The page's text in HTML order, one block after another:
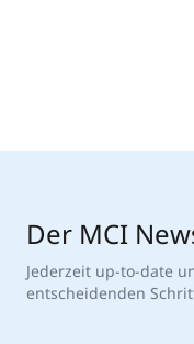
Der MCI
Jederzeit up-to-date
entscheidenden